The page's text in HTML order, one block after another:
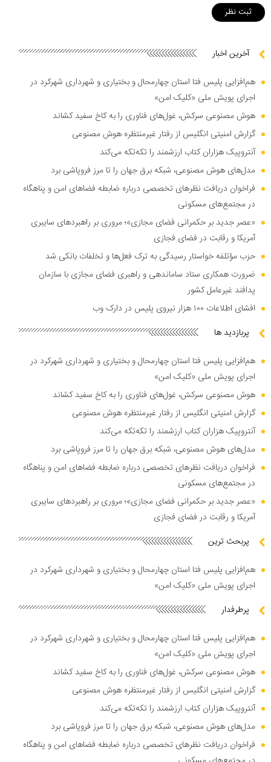
آخرین اخبار
هم‌افزایی پلیس فتا استان چهارمحال و بختیاری و شهرداری شهرکرد در
اجرای پویش ملی «کلیک امن»
هوش مصنوعی سرکش، غول‌های فناوری را به کاخ سفید کشاند
گزارش امنیتی انگلیس از رفتار غیرمنتظره هوش مصنوعی
آنتروپیک هزاران کتاب ارزشمند را تکه‌تکه می‌کند
مدل‌های هوش مصنوعی، شبکه برق جهان را تا مرز فروپاشی برد
فراخوان دریافت نظر‌های تخصصی درباره ضابطه فضا‌های امن و پناهگاه
در مجتمع‌های مسکونی
«عصر جدید بر حکمرانی فضای مجازی»؛ مروری بر راهبرد‌های سایبری
آمریکا و رقابت در فضای فجازی
حزب مؤتلفه خواستار رسیدگی به ترک فعل‌ها و تخلفات بانکی شد
ضرورت همکاری ستاد ساماندهی و راهبری فضای مجازی با سازمان
پدافند غیرعامل کشور
افشای اطلاعات ۱۰۰ هزار نیروی پلیس در دارک وب
پربازدید ها
هم‌افزایی پلیس فتا استان چهارمحال و بختیاری و شهرداری شهرکرد در
اجرای پویش ملی «کلیک امن»
هوش مصنوعی سرکش، غول‌های فناوری را به کاخ سفید کشاند
گزارش امنیتی انگلیس از رفتار غیرمنتظره هوش مصنوعی
آنتروپیک هزاران کتاب ارزشمند را تکه‌تکه می‌کند
مدل‌های هوش مصنوعی، شبکه برق جهان را تا مرز فروپاشی برد
فراخوان دریافت نظر‌های تخصصی درباره ضابطه فضا‌های امن و پناهگاه
در مجتمع‌های مسکونی
«عصر جدید بر حکمرانی فضای مجازی»؛ مروری بر راهبرد‌های سایبری
آمریکا و رقابت در فضای فجازی
پربحث ترین
هم‌افزایی پلیس فتا استان چهارمحال و بختیاری و شهرداری شهرکرد در
اجرای پویش ملی «کلیک امن»
پرطرفدار
هم‌افزایی پلیس فتا استان چهارمحال و بختیاری و شهرداری شهرکرد در
اجرای پویش ملی «کلیک امن»
هوش مصنوعی سرکش، غول‌های فناوری را به کاخ سفید کشاند
گزارش امنیتی انگلیس از رفتار غیرمنتظره هوش مصنوعی
آنتروپیک هزاران کتاب ارزشمند را تکه‌تکه می‌کند
مدل‌های هوش مصنوعی، شبکه برق جهان را تا مرز فروپاشی برد
فراخوان دریافت نظر‌های تخصصی درباره ضابطه فضا‌های امن و پناهگاه